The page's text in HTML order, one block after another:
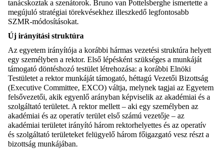
tanácskoztak a szenátorok. Bruno van Pottelsberghe ismertette a
megújuló stratégiai törekvésekhez illeszkedő legfontosabb
SZMR-módosításokat.
Új irányítási struktúra
Az egyetem irányítója a korábbi hármas vezetési struktúra helyett
egy személyben a rektor. Első lépésként szükséges a munkáját
támogató döntéshozó testület létrehozása: a korábbi Elnöki
Testületet a rektor munkáját támogató, héttagú Vezetői Bizottság
(Executive Committee, EXCO) váltja, melynek tagjai az Egyetem
felsővezetői, akik egyenlő arányban képviselik az akadémiai és a
szolgáltató területet. A rektor mellett – aki egy személyben az
akadémiai és az operatív terület első számú vezetője – az
akadémiai területet irányító három rektorhelyettes és az operatív
és szolgáltató területeket felügyelő három főigazgató vesz részt a
bizottság munkájában.